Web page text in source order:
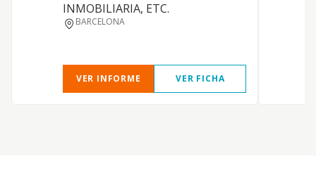
INMOBILIARIA, ETC.
BARCELONA
VER INFORME VER FICHA